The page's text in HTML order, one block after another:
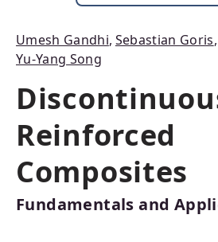
Umesh Gandhi, Sebastian Goris,
Yu-Yang Song
Reinforced
Composites
Fundamentals and